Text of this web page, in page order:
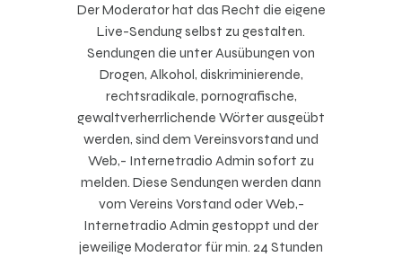
Der Moderator hat das Recht die eigene
Live-Sendung selbst zu gestalten.
Sendungen die unter Ausübungen von
Drogen, Alkohol, diskriminierende,
rechtsradikale, pornografische,
gewaltverherrlichende Wörter ausgeübt
werden, sind dem Vereinsvorstand und
Web,- Internetradio Admin sofort zu
melden. Diese Sendungen werden dann
vom Vereins Vorstand oder Web,-
Internetradio Admin gestoppt und der
jeweilige Moderator für min. 24 Stunden